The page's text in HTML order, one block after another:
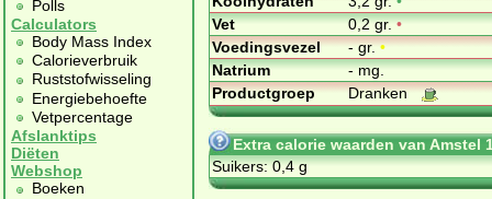
Polls
Calculators
Body Mass Index
Calorieverbruik
Ruststofwisseling
Energiebehoefte
Vetpercentage
Afslanktips
Diëten
Webshop
Boeken
Vet
0,2 gr.•
Voedingsvezel
- gr.•
Natrium
- mg.
Productgroep
Dranken
Extra calorie waarden van Amstel
Suikers: 0,4 g